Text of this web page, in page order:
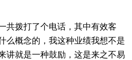
拨打了个电话，其中有效客
么概念的，我这种业绩我想不是
讲就是一种鼓励，这是来之不易